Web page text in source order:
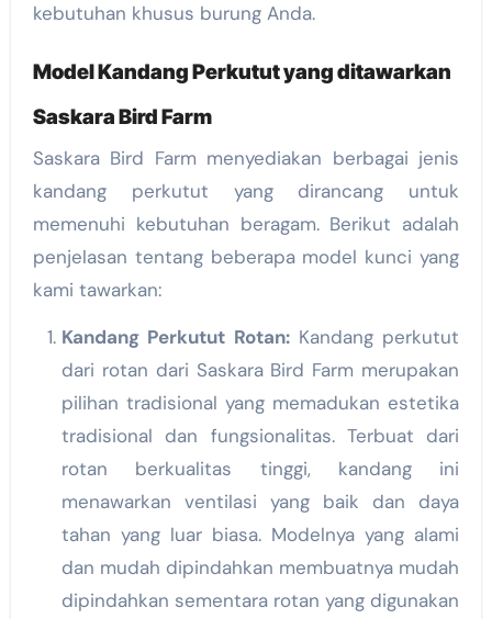
kebutuhan khusus burung Anda.
Model Kandang Perkutut yang ditawarkan
Saskara Bird Farm
Saskara Bird Farm menyediakan berbagai jenis
kandang perkutut yang dirancang untuk
memenuhi kebutuhan beragam. Berikut adalah
penjelasan tentang beberapa model kunci yang
kami tawarkan:
Kandang Perkutut Rotan:Kandang perkutut
dari rotan dari Saskara Bird Farm merupakan
pilihan tradisional yang memadukan estetika
tradisional dan fungsionalitas. Terbuat dari
rotan berkualitas tinggi, kandang ini
menawarkan ventilasi yang baik dan daya
tahan yang luar biasa. Modelnya yang alami
dan mudah dipindahkan membuatnya mudah
dipindahkan sementara rotan yang digunakan